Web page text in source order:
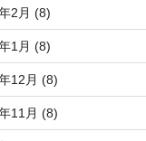
2月 (8)
1月 (8)
12月 (8)
11月 (8)